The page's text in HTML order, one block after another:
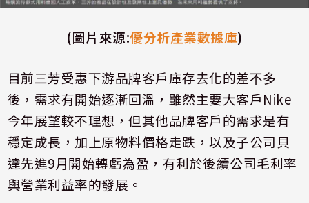
(圖片來源:優分析產業數據庫)
目前三芳受惠下游品牌客戶庫存去化的差不多
後，需求有開始逐漸回溫，雖然主要大客戶Nike
今年展望較不理想，但其他品牌客戶的需求是有
穩定成長，加上原物料價格走跌，以及子公司貝
達先進9月開始轉虧為盈，有利於後續公司毛利率
與營業利益率的發展。